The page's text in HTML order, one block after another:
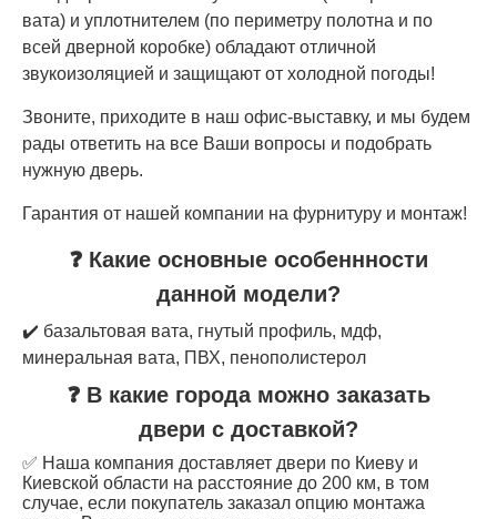
вата) и уплотнителем (по периметру полотна и по
всей дверной коробке) обладают отличной
звукоизоляцией и защищают от холодной погоды!
Звоните, приходите в наш офис-выставку, и мы будем
рады ответить на все Ваши вопросы и подобрать
нужную дверь.
Гарантия от нашей компании на фурнитуру и монтаж!
❓ Какие основные особеннности
данной модели?
✔️ базальтовая вата, гнутый профиль, мдф,
минеральная вата, ПВХ, пенополистерол
❓ В какие города можно заказать
двери с доставкой?
✅ Наша компания доставляет двери по Киеву и
Киевской области на расстояние до 200 км, в том
случае, если покупатель заказал опцию монтажа